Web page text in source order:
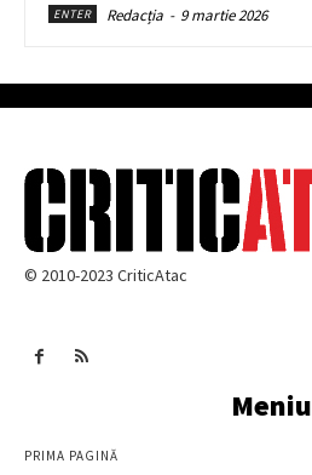
ENTER Redacția - 9 martie 2026
© 2010-2023 CriticAtac
Meniu
PRIMA PAGINĂ